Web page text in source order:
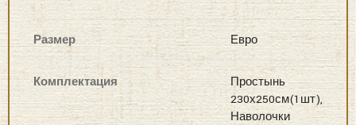
Размер Евро
Комплектация
Простынь
230х250см(1шт),
Наволочки